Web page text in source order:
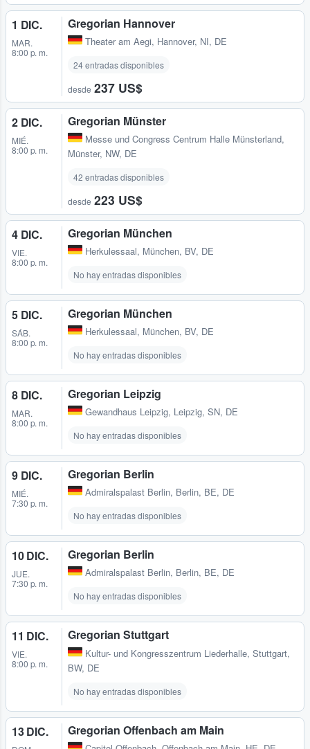
1 DIC.
MAR.
8:00 p. m.
Gregorian Hannover
Theater am Aegi, Hannover, NI, DE
24 entradas disponibles
desde 237 US$
2 DIC.
MIÉ.
8:00 p. m.
Gregorian Münster
Messe und Congress Centrum Halle Münsterland,
Münster, NW, DE
42 entradas disponibles
desde 223 US$
4 DIC.
VIE.
8:00 p. m.
Gregorian München
Herkulessaal, München, BV, DE
No hay entradas disponibles
5 DIC.
SÁB.
8:00 p. m.
Gregorian München
Herkulessaal, München, BV, DE
No hay entradas disponibles
8 DIC.
MAR.
8:00 p. m.
Gregorian Leipzig
Gewandhaus Leipzig, Leipzig, SN, DE
No hay entradas disponibles
9 DIC.
MIÉ.
7:30 p. m.
Gregorian Berlin
Admiralspalast Berlin, Berlin, BE, DE
No hay entradas disponibles
10 DIC.
JUE.
7:30 p. m.
Gregorian Berlin
Admiralspalast Berlin, Berlin, BE, DE
No hay entradas disponibles
11 DIC.
VIE.
8:00 p. m.
Gregorian Stuttgart
Kultur- und Kongresszentrum Liederhalle, Stuttgart,
BW, DE
No hay entradas disponibles
13 DIC. Gregorian Offenbach am Main